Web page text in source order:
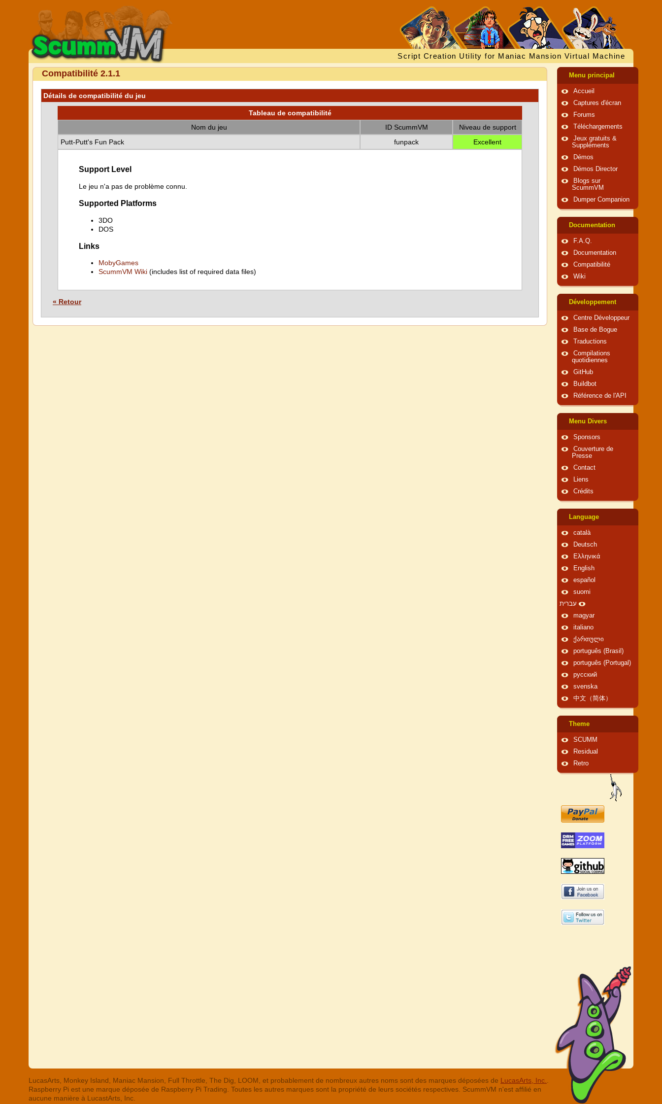
Script Creation Utility for Maniac Mansion Virtual Machine
Compatibilité 2.1.1
Détails de compatibilité du jeu
Tableau de compatibilité
Nom du jeu
ID ScummVM
Niveau de support
Putt-Putt's Fun Pack
funpack Excellent
Support Level
Le jeu n'a pas de problème connu.
Supported Platforms
3DO
DOS
Links
MobyGames
ScummVM Wiki (includes list of required data files)
« Retour
Menu principal
Accueil
Captures d'écran
Forums
Téléchargements
Jeux gratuits &
Suppléments
Démos
Démos Director
Blogs sur
ScummVM
Dumper Companion
Documentation
F.A.Q.
Documentation
Compatibilité
Wiki
Développement
Centre Développeur
Base de Bogue
Traductions
Compilations
quotidiennes
GitHub
Buildbot
Référence de l'API
Menu Divers
Sponsors
Couverture de
Presse
Contact
Liens
Crédits
Language
català
Deutsch
Ελληνικά
English
español
suomi
עברית
magyar
italiano
ქართული
português (Brasil)
português (Portugal)
русский
svenska
中文（简体）
Theme
SCUMM
Residual
Retro
LucasArts, Monkey Island, Maniac Mansion, Full Throttle, The Dig, LOOM, et probablement de nombreux autres noms sont des marques déposées de LucasArts, Inc.
Raspberry Pi est une marque déposée de Raspberry Pi Trading. Toutes les autres marques sont la propriété de leurs sociétés respectives. ScummVM n'est affilié en
aucune manière à LucastArts, Inc.